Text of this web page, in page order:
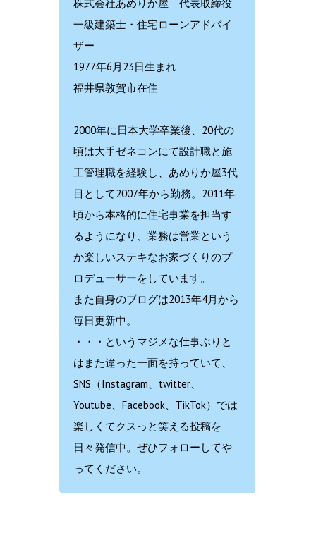
株式会社あめりか屋 代表取締役
一級建築士・住宅ローンアドバイ
ザー
1977年6月23日生まれ
福井県敦賀市在住
2000年に日本大学卒業後、20代の
頃は大手ゼネコンにて設計職と施
工管理職を経験し、あめりか屋3代
目として2007年から勤務。2011年
頃から本格的に住宅事業を担当す
るようになり、業務は営業という
か楽しいステキなお家づくりのプ
ロデューサーをしています。
また自身のブログは2013年4月から
毎日更新中。
・・・というマジメな仕事ぶりと
はまた違った一面を持っていて、
SNS（Instagram、twitter、
Youtube、Facebook、TikTok）では
楽しくてクスっと笑える投稿を
日々発信中。ぜひフォローしてや
ってください。